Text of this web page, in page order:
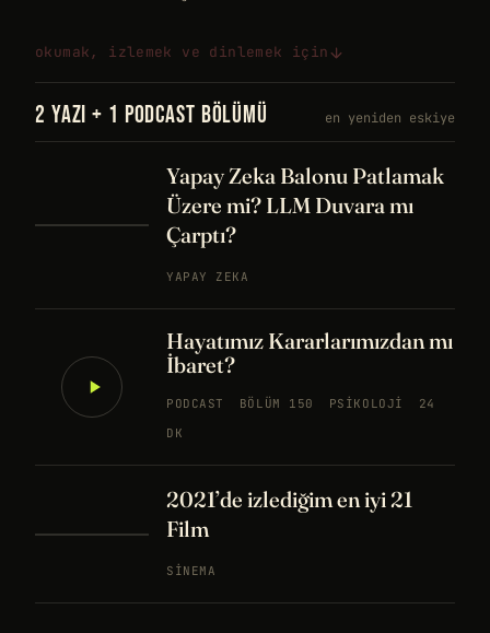
okumak, izlemek ve dinlemek için
2 YAZI + 1 PODCAST BÖLÜMÜ en yeniden eskiye
Yapay Zeka Balonu Patlamak
Üzere mi? LLM Duvara mı
Çarptı?
YAPAY ZEKA
Hayatımız Kararlarımızdan mı
İbaret?
PODCAST BÖLÜM 150 PSIKOLOJI
24
DK
2021’de izlediğim en iyi 21
Film
SINEMA